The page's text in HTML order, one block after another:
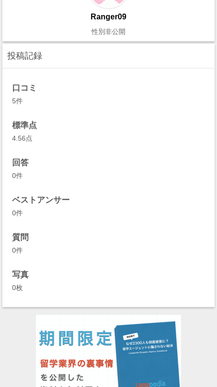
Ranger09
性別非公開
投稿記録
口コミ
5件
標準点
4.56点
回答
0件
ベストアンサー
0件
質問
0件
写真
0枚